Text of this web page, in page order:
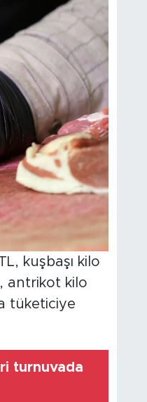
kuşbaşı kilo
antrikot kilo
tüketiciye
turnuvada